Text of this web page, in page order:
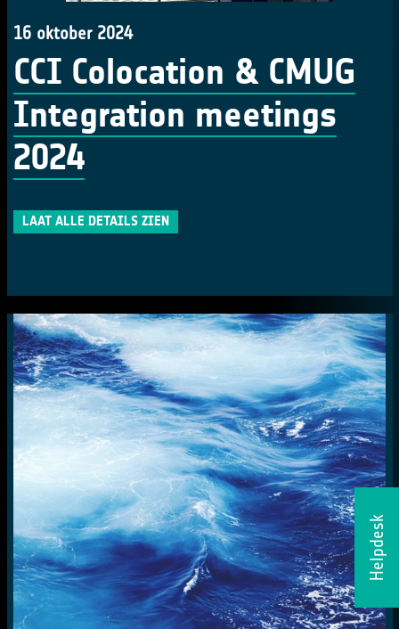
Helpdesk
16 oktober 2024
CCI Colocation & CMUG
Integration meetings
2024
LAAT ALLE DETAILS ZIEN